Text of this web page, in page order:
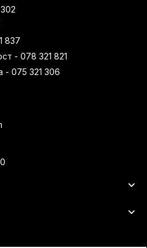
837
- 078 321 821
- 075 321 306